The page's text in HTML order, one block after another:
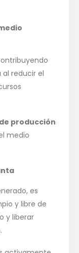
reducir el
producción
medio
es
y libre de
y liberar